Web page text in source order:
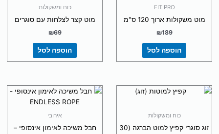
FIT PRO
מוט משקולות ארוך 120 ס"מ
₪189
הוספה לסל
כוח ומשקולות
מוט קצר לצלחות עם סוגרים
₪69
הוספה לסל
כוח ומשקולות
זוג סוגרי קפיץ למוט הברגה (30
אירובי
חבל משיכה לאימון אינסופי –